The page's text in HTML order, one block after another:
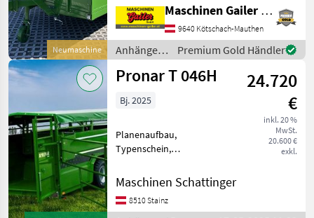
Neumaschine
Plane Neumaschine *
Aufbau aus
Stahlprofilwänden *
seitliche Einstiegstüre
vorne rechts * I
Maschinen Gailer GmbH
9640 Kötschach-Mauthen
Anhänger /
Pronar
Premium Gold Händler
Pronar T 046H
24.720
€
inkl. 20 %
MwSt.
20.600 €
exkl.
Bj. 2025
Planenaufbau,
Typenschein,
Pronar
Viehtransportanhänger T
046 H (hydr. absenkbar),
Maschinen Schattinger
8510 Stainz